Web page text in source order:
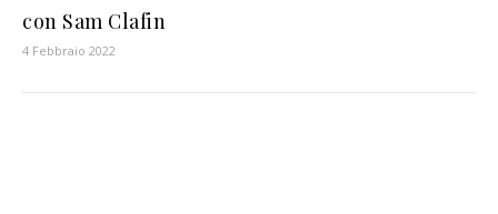
con Sam Clafin
4 Febbraio 2022